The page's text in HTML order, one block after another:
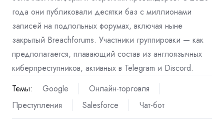
года они публиковали десятки баз с миллионами
записей на подпольных форумах, включая ныне
закрытый Breachforums. Участники группировки — как
предполагается, плавающий состав из англоязычных
киберпреступников, активных в Telegram и Discord.
Темы:
Google
Онлайн-торговля
Преступления
Salesforce Чат-бот